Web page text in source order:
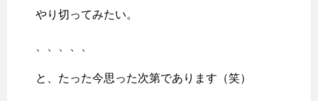
やり切ってみたい。
と、たった今思った次第であります（笑）